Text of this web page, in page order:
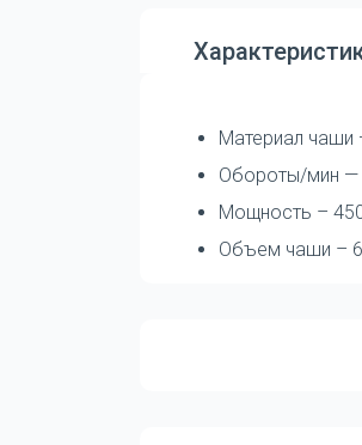
Материал чаши
Обороты/мин —
Мощность –
Объем чаши –